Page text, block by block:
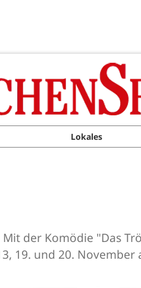
Lokales
der Komödie "Das
19. und 20.